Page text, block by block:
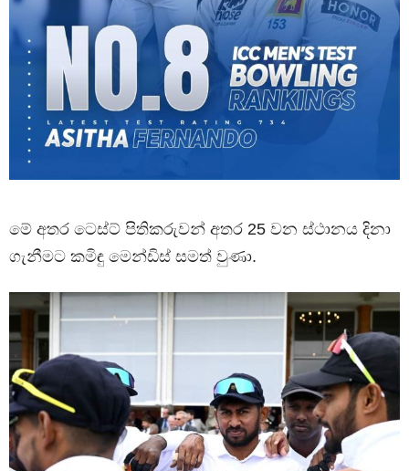
මේ අතර ටෙස්ට් පිතිකරුවන් අතර 25 වන ස්ථානය දිනා
ගැනීමට කමිඳු මෙන්ඩිස් සමත් වුණා.